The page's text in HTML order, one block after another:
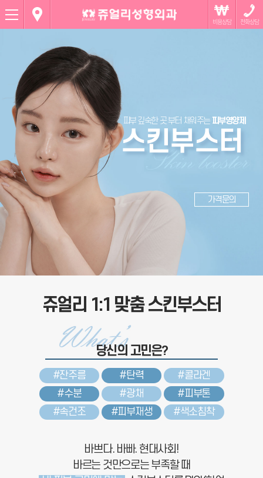
Menu
피부 깊숙한 곳 부터 채워주는 피부영양제
스킨부스터
가격문의
쥬얼리 1:1 맞춤 스킨부스터
당신의 고민은?
#잔주름 #탄력
#콜라겐
#수분
#광채
#피부톤
#속건조
#피부재생 #색소침착
바쁘다. 바빠. 현대사회!
바르는 것만으로는 부족할 때